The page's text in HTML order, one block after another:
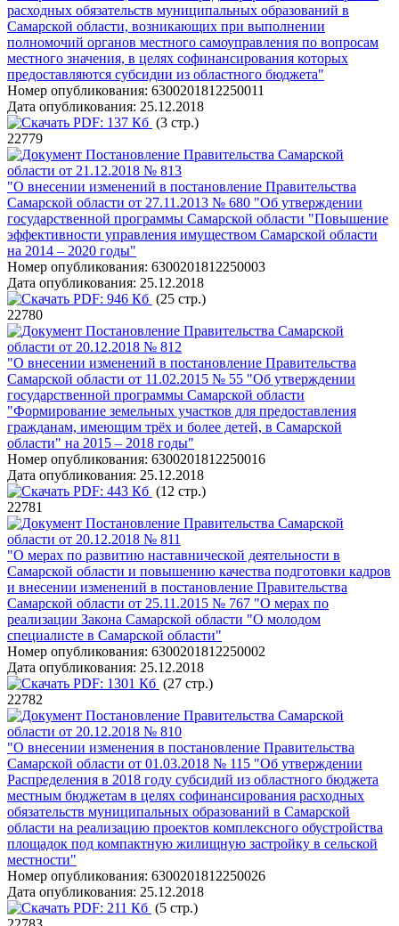
расходных обязательств муниципальных образований в
Самарской области, возникающих при выполнении
полномочий органов местного самоуправления по вопросам
местного значения, в целях софинансирования которых
предоставляются субсидии из областного бюджета"
Номер опубликования: 6300201812250011
Дата опубликования: 25.12.2018
PDF: 137 Кб (3 стр.)
22779
Постановление Правительства Самарской
области от 21.12.2018 № 813
"О внесении изменений в постановление Правительства
Самарской области от 27.11.2013 № 680 "Об утверждении
государственной программы Самарской области "Повышение
эффективности управления имуществом Самарской области
на 2014 – 2020 годы"
Номер опубликования: 6300201812250003
Дата опубликования: 25.12.2018
PDF: 946 Кб (25 стр.)
22780
Постановление Правительства Самарской
области от 20.12.2018 № 812
"О внесении изменений в постановление Правительства
Самарской области от 11.02.2015 № 55 "Об утверждении
государственной программы Самарской области
"Формирование земельных участков для предоставления
гражданам, имеющим трёх и более детей, в Самарской
области" на 2015 – 2018 годы"
Номер опубликования: 6300201812250016
Дата опубликования: 25.12.2018
PDF: 443 Кб (12 стр.)
22781
Постановление Правительства Самарской
области от 20.12.2018 № 811
"О мерах по развитию наставнической деятельности в
Самарской области и повышению качества подготовки кадров
и внесении изменений в постановление Правительства
Самарской области от 25.11.2015 № 767 "О мерах по
реализации Закона Самарской области "О молодом
специалисте в Самарской области"
Номер опубликования: 6300201812250002
Дата опубликования: 25.12.2018
PDF: 1301 Кб (27 стр.)
22782
Постановление Правительства Самарской
области от 20.12.2018 № 810
"О внесении изменения в постановление Правительства
Самарской области от 01.03.2018 № 115 "Об утверждении
Распределения в 2018 году субсидий из областного бюджета
местным бюджетам в целях софинансирования расходных
обязательств муниципальных образований в Самарской
области на реализацию проектов комплексного обустройства
площадок под компактную жилищную застройку в сельской
местности"
Номер опубликования: 6300201812250026
Дата опубликования: 25.12.2018
PDF: 211 Кб (5 стр.)